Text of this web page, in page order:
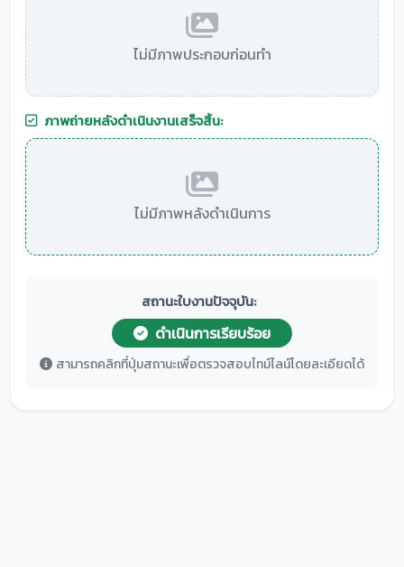
ไม่มีภาพประกอบก่อนทำ
ภาพถ่ายหลังดำเนินงานเสร็จสิ้น:
ไม่มีภาพหลังดำเนินการ
สถานะใบงานปัจจุบัน:
ดำเนินการเรียบร้อย
สามารถคลิกที่ปุ่มสถานะเพื่อตรวจสอบไทม์ไลน์โดยละเอียดได้